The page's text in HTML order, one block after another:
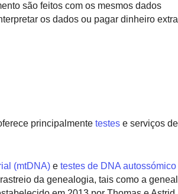
são feitos com os mesmos dados
os dados ou pagar dinheiro
principalmente testes e serviços de
(mtDNA) e testes de DNA autossómico
da genealogia, tais como a